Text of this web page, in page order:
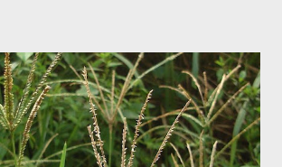
hạ vào các tháng 5-8. (Hình dưới).